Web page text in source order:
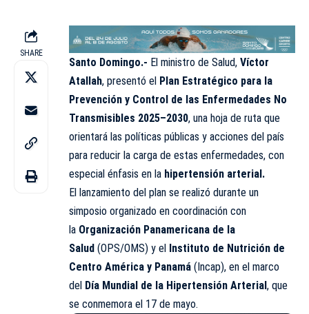
SHARE
Santo Domingo.- El ministro de Salud, Víctor
Atallah, presentó el Plan Estratégico para la
Prevención y Control de las Enfermedades No
Transmisibles 2025–2030, una hoja de ruta que
orientará las políticas públicas y acciones del país
para reducir la carga de estas enfermedades, con
especial énfasis en la hipertensión arterial.
El lanzamiento del plan se realizó durante un
simposio organizado en coordinación con
la Organización Panamericana de la
Salud (OPS/OMS) y el
Instituto de Nutrición de
Centro América y Panamá (Incap), en el marco
del Día Mundial de la Hipertensión Arterial , que
se conmemora el 17 de mayo.